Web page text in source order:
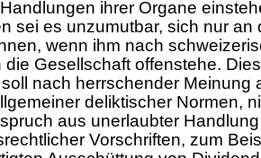
ihrer Organe
sei es unzumutbar, sich nur an
wenn ihm nach
die Gesellschaft offenstehe.
nach herrschender Meinung
deliktischer Normen,
aus unerlaubter
Vorschriften, zum